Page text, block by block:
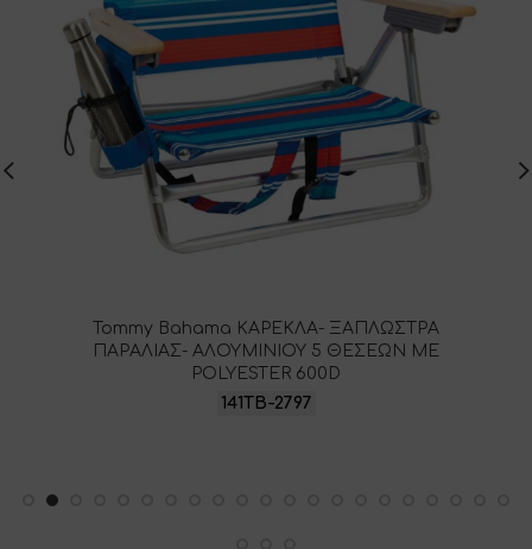
Tommy Bahama ΚΑΡΕΚΛΑ- ΞΑΠΛΩΣΤΡΑ
ΠΑΡΑΛΙΑΣ- ΑΛΟΥΜΙΝΙΟΥ 5 ΘΕΣΕΩΝ ME
POLYESTER 600D
141TB-2797